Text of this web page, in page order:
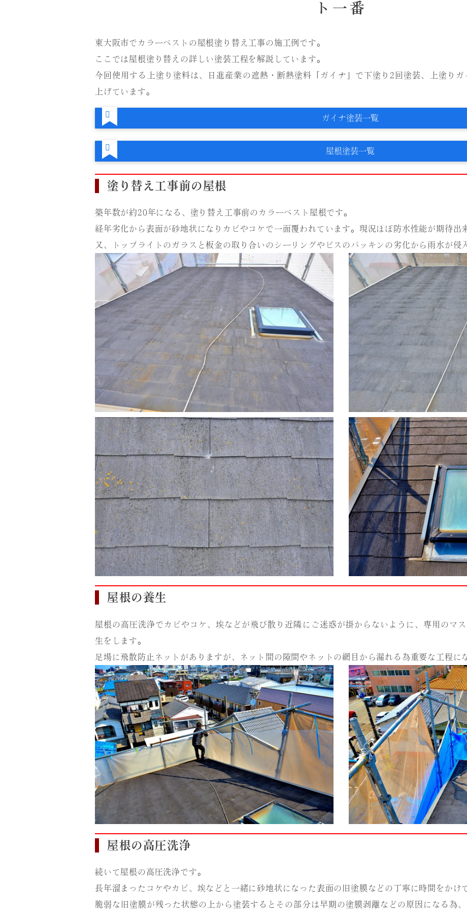
ト一番
東大阪市でカラーベストの屋根塗り替え工事の施工例です。
ここでは屋根塗り替えの詳しい塗装工程を解説しています。
今回使用する上塗り塗料は、日進産業の遮熱・断熱塗料「ガイナ」で下塗り2回塗装、上塗り
上げています。
ガイナ塗装一覧
屋根塗装一覧
塗り替え工事前の屋根
築年数が約20年になる、塗り替え工事前のカラーベスト屋根です。
経年劣化から表面が砂地状になりカビやコケで一面覆われています。現況ほぼ防水性能が期待出
又、トップライトのガラスと板金の取り合いのシーリングやビスのパッキンの劣化から雨水が侵
屋根の養生
屋根の高圧洗浄でカビやコケ、埃などが飛び散り近隣にご迷惑が掛からないように、専用のマ
生をします。
足場に飛散防止ネットがありますが、ネット間の隙間やネットの網目から漏れる為重要な工程に
屋根の高圧洗浄
続いて屋根の高圧洗浄です。
長年溜まったコケやカビ、埃などと一緒に砂地状になった表面の旧塗膜などの丁寧に時間をかけ
脆弱な旧塗膜が残った状態の上から塗装するとその部分は早期の塗膜剥離などの原因になる為